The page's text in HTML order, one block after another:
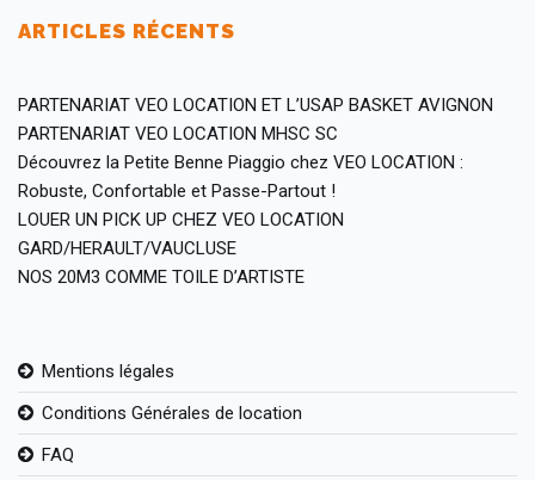
ARTICLES RÉCENTS
PARTENARIAT VEO LOCATION ET L’USAP BASKET AVIGNON
PARTENARIAT VEO LOCATION MHSC SC
Découvrez la Petite Benne Piaggio chez VEO LOCATION :
Robuste, Confortable et Passe-Partout !
LOUER UN PICK UP CHEZ VEO LOCATION
GARD/HERAULT/VAUCLUSE
NOS 20M3 COMME TOILE D’ARTISTE
Mentions légales
Conditions Générales de location
FAQ